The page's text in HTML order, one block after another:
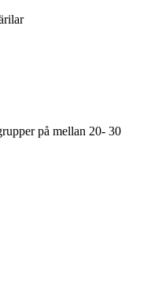
på mellan 20- 30